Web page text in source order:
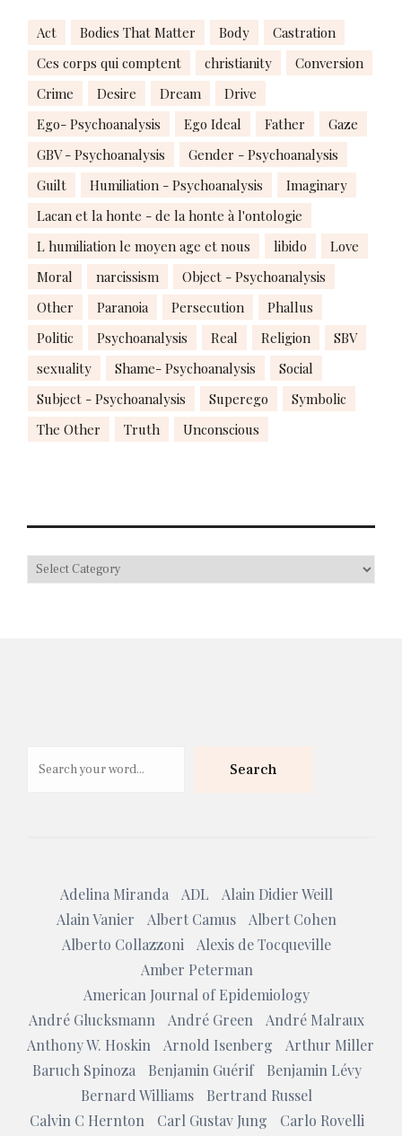
Act Bodies That Matter Body
Castration
Ces corps qui comptent
christianity
Conversion
Crime
Desire Dream
Drive
Ego- Psychoanalysis
Ego Ideal Father
Gaze
GBV - Psychoanalysis
Gender - Psychoanalysis
Guilt
Humiliation - Psychoanalysis
Imaginary
Lacan et la honte - de la honte à l'ontologie
L humiliation le moyen age et nous
libido
Love
Moral
narcissism
Object - Psychoanalysis
Other
Paranoia Persecution
Phallus
Politic
Psychoanalysis Real Religion
SBV
sexuality
Shame- Psychoanalysis
Social
Subject - Psychoanalysis
Superego
Symbolic
The Other
Truth Unconscious
Search
Adelina Miranda ADL
Alain Didier Weill
Alain Vanier
Albert Camus
Albert Cohen
Alberto Collazzoni
Alexis de Tocqueville
Amber Peterman
American Journal of Epidemiology
André Glucksmann
André Green
André Malraux
Anthony W. Hoskin
Arnold Isenberg
Arthur Miller
Baruch Spinoza
Benjamin Guérif
Benjamin Lévy
Bernard Williams
Bertrand Russel
Calvin C Hernton
Carl Gustav Jung
Carlo Rovelli